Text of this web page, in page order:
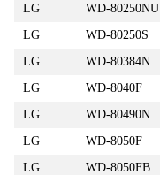
LG
WD-80250NU
LG
WD-80250S
LG
WD-80384N
LG
WD-8040F
LG
WD-80490N
LG
WD-8050F
LG
WD-8050FB